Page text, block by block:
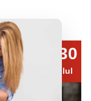
30
Iul